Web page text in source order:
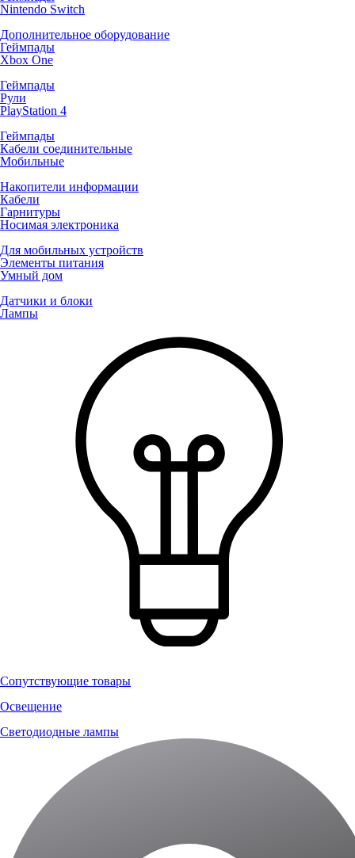
Nintendo Switch
Дополнительное оборудование
Геймпады
Xbox One
Геймпады
Рули
PlayStation 4
Геймпады
Кабели соединительные
Мобильные
Накопители информации
Кабели
Гарнитуры
Носимая электроника
Для мобильных устройств
Элементы питания
Умный дом
Датчики и блоки
Лампы
Сопутствующие товары
Освещение
Светодиодные лампы